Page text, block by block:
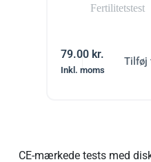
Fertilitetstest
79.00 kr.
Inkl. moms
Tilføj
CE-mærkede tests med